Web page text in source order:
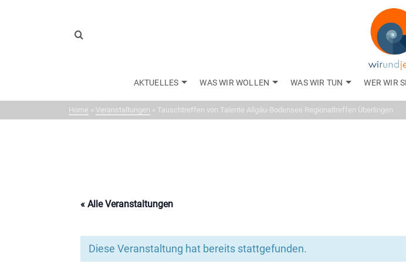
AKTUELLES WAS WIR WOLLEN WAS WIR TUN WER WIR
Home » Veranstaltungen » Tauschtreffen von Talente Allgäu-Bodensee Regionaltreffen Überlingen
« Alle Veranstaltungen
Diese Veranstaltung hat bereits stattgefunden.